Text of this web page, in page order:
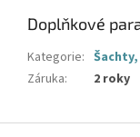
Doplňkové
Kategorie:
Záruka: 2 roky